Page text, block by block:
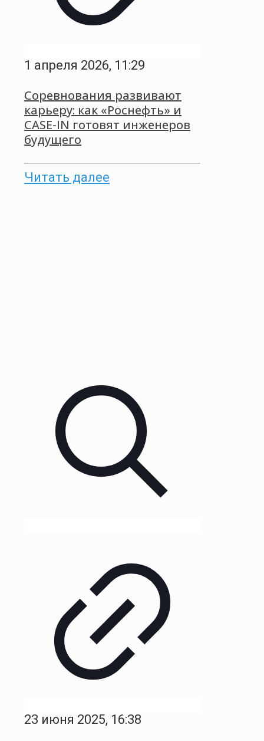
1 апреля 2026, 11:29
Соревнования развивают
карьеру: как «Роснефть» и
CASE-IN готовят инженеров
будущего
Читать далее
23 июня 2025, 16:38